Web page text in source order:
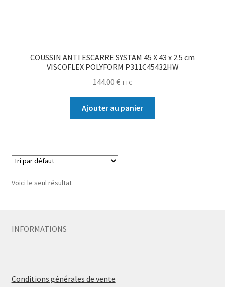
COUSSIN ANTI ESCARRE SYSTAM 45 X 43 x 2.5 cm
VISCOFLEX POLYFORM P311C45432HW
144.00 € TTC
Ajouter au panier
Voici le seul résultat
INFORMATIONS
Conditions générales de vente